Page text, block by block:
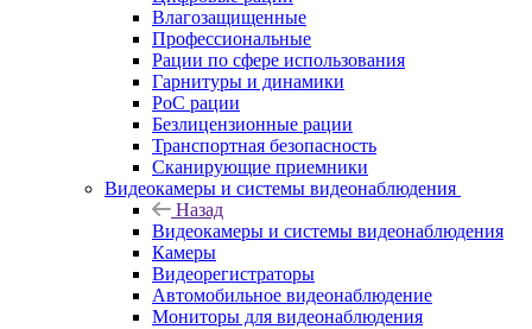
Влагозащищенные
Профессиональные
Рации по сфере использования
Гарнитуры и динамики
PoC рации
Безлицензионные рации
Транспортная безопасность
Сканирующие приемники
Видеокамеры и системы видеонаблюдения
Назад
Видеокамеры и системы видеонаблюдения
Камеры
Видеорегистраторы
Автомобильное видеонаблюдение
Мониторы для видеонаблюдения